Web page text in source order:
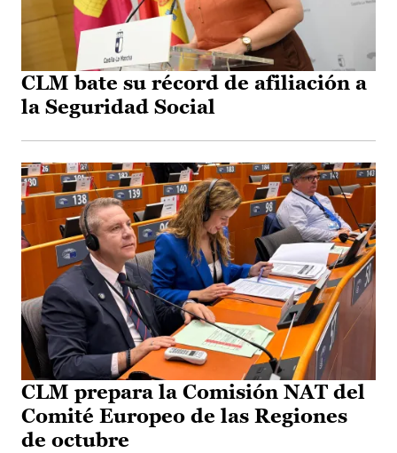
CLM bate su récord de afiliación a
la Seguridad Social
CLM prepara la Comisión NAT del
Comité Europeo de las Regiones
de octubre